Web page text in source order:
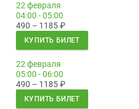
22 февраля
04:00 - 05:00
490 – 1185₽
КУПИТЬ БИЛЕТ
22 февраля
05:00 - 06:00
490 – 1185₽
КУПИТЬ БИЛЕТ